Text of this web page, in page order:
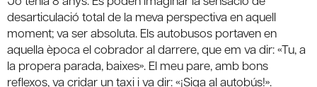
desarticulació total de la meva perspectiva en aquell
moment; va ser absoluta. Els autobusos portaven en
aquella època el cobrador al darrere, que em va dir: «Tu, a
la propera parada, baixes». El meu pare, amb bons
reflexos, va cridar un taxi i va dir: «¡Siga al autobús!».